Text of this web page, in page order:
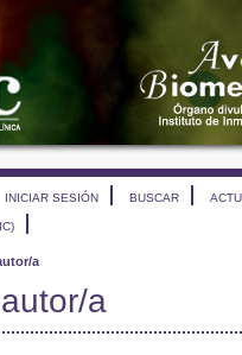
INICIAR SESIÓN BUSCAR
a
a